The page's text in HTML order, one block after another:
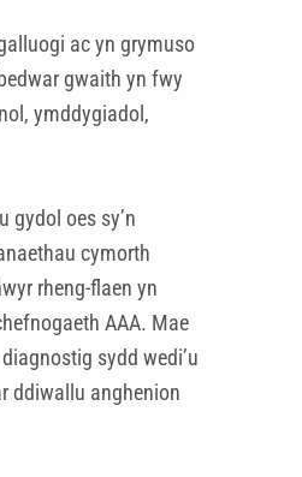
ac yn grymuso
gwaith yn fwy
ymddygiadol,
gydol oes sy’n
cymorth
rheng-flaen yn
AAA. Mae
sydd wedi’u
ddiwallu anghenion